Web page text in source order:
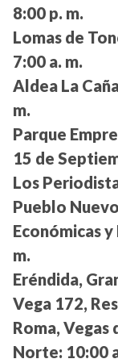
8:00 p. m.
Lomas de
7:00 a. m.
Aldea La
m.
Parque
15 de
Los
Pueblo
Económicas
m.
Eréndida,
Vega 172,
Roma,
Norte: 10:00